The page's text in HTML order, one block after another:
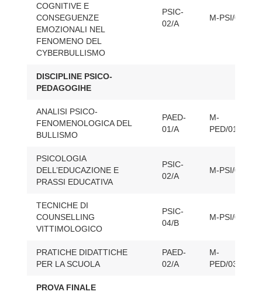
COGNITIVE E
CONSEGUENZE
EMOZIONALI NEL
FENOMENO DEL
CYBERBULLISMO
PSIC-
02/A
M-PSI/04
DISCIPLINE PSICO-
PEDAGOGIHE
ANALISI PSICO-
FENOMENOLOGICA DEL
BULLISMO
PAED-
01/A
M-
PED/01
PSICOLOGIA
DELL’EDUCAZIONE E
PRASSI EDUCATIVA
PSIC-
02/A
M-PSI/04
TECNICHE DI
COUNSELLING
VITTIMOLOGICO
PSIC-
04/B
M-PSI/08
PRATICHE DIDATTICHE
PER LA SCUOLA
PAED-
02/A
M-
PED/03
PROVA FINALE